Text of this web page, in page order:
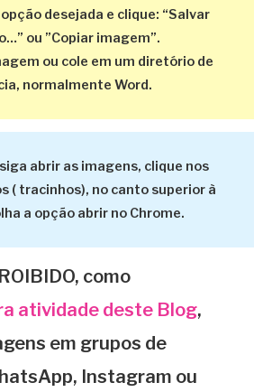
desejada e clique: “Salvar
ou ”Copiar imagem”.
ou cole em um diretório de
normalmente Word.
abrir as imagens, clique nos
( tracinhos), no canto superior à
a opção abrir no Chrome.
como
atividade deste Blog,
em grupos de
Instagram ou